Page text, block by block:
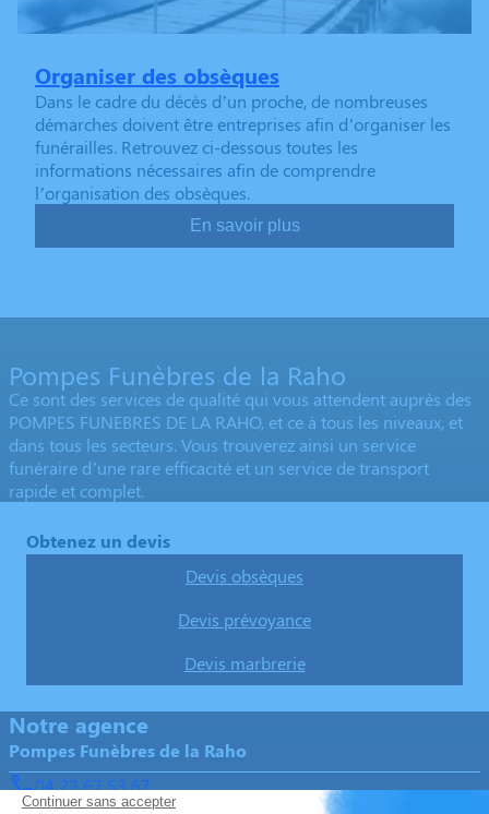
Organiser des obsèques
Dans le cadre du décès d’un proche, de nombreuses
démarches doivent être entreprises afin d’organiser les
funérailles. Retrouvez ci-dessous toutes les
informations nécessaires afin de comprendre
l’organisation des obsèques.
En savoir plus
Pompes Funèbres de la Raho
Ce sont des services de qualité qui vous attendent auprès des
POMPES FUNEBRES DE LA RAHO, et ce à tous les niveaux, et
dans tous les secteurs. Vous trouverez ainsi un service
funéraire d’une rare efficacité et un service de transport
rapide et complet.
Obtenez un devis
Devis obsèques
Devis prévoyance
Devis marbrerie
Notre agence
Pompes Funèbres de la Raho
04 22 67 53 67